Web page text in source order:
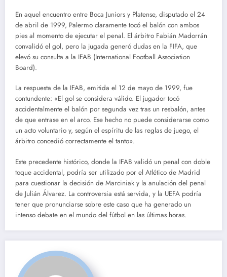
En aquel encuentro entre Boca Juniors y Platense, disputado el 24
de abril de 1999, Palermo claramente tocó el balón con ambos
pies al momento de ejecutar el penal. El árbitro Fabián Madorrán
convalidó el gol, pero la jugada generó dudas en la FIFA, que
elevó su consulta a la IFAB (International Football Association
Board).
La respuesta de la IFAB, emitida el 12 de mayo de 1999, fue
contundente: «El gol se considera válido. El jugador tocó
accidentalmente el balón por segunda vez tras un resbalón, antes
de que entrase en el arco. Ese hecho no puede considerarse como
un acto voluntario y, según el espíritu de las reglas de juego, el
árbitro concedió correctamente el tanto».
Este precedente histórico, donde la IFAB validó un penal con doble
toque accidental, podría ser utilizado por el Atlético de Madrid
para cuestionar la decisión de Marciniak y la anulación del penal
de Julián Álvarez. La controversia está servida, y la UEFA podría
tener que pronunciarse sobre este caso que ha generado un
intenso debate en el mundo del fútbol en las últimas horas.